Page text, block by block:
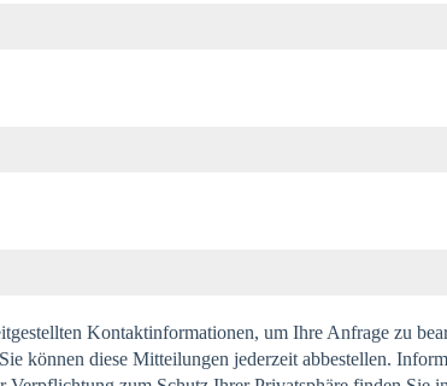
Kontaktinformationen, um Ihre Anfrage zu
können diese Mitteilungen jederzeit abbestellen.